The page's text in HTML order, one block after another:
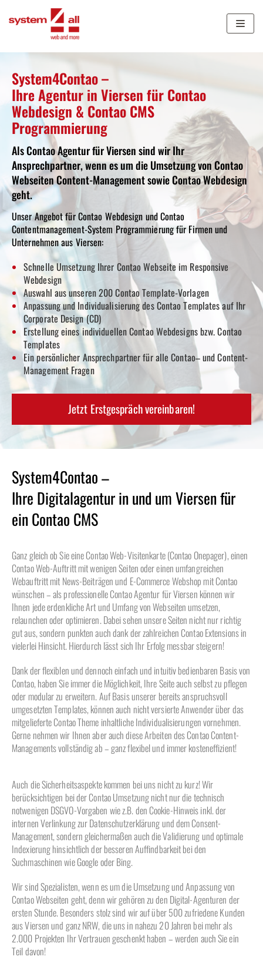
springen
System4Contao –
Ihre Agentur in Viersen für Contao
Webdesign & Contao CMS
Programmierung
Als Contao Agentur für Viersen sind wir Ihr
Ansprechpartner, wenn es um die Umsetzung von Contao
Webseiten Content-Management sowie Contao Webdesign
geht.
Unser Angebot für Contao Webdesign und Contao
Contentmanagement-System Programmierung für Firmen und
Unternehmen aus Viersen:
Schnelle Umsetzung Ihrer Contao Webseite im Responsive
Webdesign
Auswahl aus unseren 200 ContaoTemplate-Vorlagen
Anpassung und Individualisierung des Contao Templates auf Ihr
Corporate Design (CD)
Erstellung eines individuellen ContaoWebdesigns bzw. Contao
Templates
Ein persönlicher Ansprechpartner für alle Contao– und Content-
Management Fragen
Jetzt Erstgespräch vereinbaren!
System4Contao –
Ihre Digitalagentur in und um Viersen für
ein Contao CMS
Ganz gleich ob Sie eine Contao Web-Visitenkarte (Contao Onepager), einen
Contao Web-Auftritt mit wenigen Seiten oder einen umfangreichen
Webauftritt mit News-Beiträgen und E-Commerce Webshop mit Contao
wünschen – als professionelle Contao Agentur für Viersen können wir
Ihnen jede erdenkliche Art und Umfang von Webseiten umsetzen,
relaunchen oder optimieren. Dabei sehen unsere Seiten nicht nur richtig
gut aus, sondern punkten auch dank der zahlreichen Contao Extensions in
vielerlei Hinsicht. Hierdurch lässt sich Ihr Erfolg messbar steigern!
Dank der flexiblen und dennoch einfach und intuitiv bedienbaren Basis von
Contao, haben Sie immer die Möglichkeit, Ihre Seite auch selbst zu pflegen
oder modular zu erweitern. Auf Basis unserer bereits anspruchsvoll
umgesetzten Templates, können auch nicht versierte Anwender über das
mitgelieferte Contao Theme inhaltliche Individualisierungen vornehmen.
Gerne nehmen wir Ihnen aber auch diese Arbeiten des Contao Content-
Managements vollständig ab – ganz flexibel und immer kosteneffizient!
Auch die Sicherheitsaspekte kommen bei uns nicht zu kurz! Wir
berücksichtigen bei der Contao Umsetzung nicht nur die technisch
notwenigen DSGVO-Vorgaben wie z.B. den Cookie-Hinweis inkl. der
internen Verlinkung zur Datenschutzerklärung und dem Consent-
Management, sondern gleichermaßen auch die Validierung und optimale
Indexierung hinsichtlich der besseren Auffindbarkeit bei den
Suchmaschinen wie Google oder Bing.
Wir sind Spezialisten, wenn es um die Umsetzung und Anpassung von
Contao Webseiten geht, denn wir gehören zu den Digital-Agenturen der
ersten Stunde. Besonders stolz sind wir auf über 500 zufriedene Kunden
aus Viersen und ganz NRW, die uns in nahezu 20 Jahren bei mehr als
2.000 Projekten Ihr Vertrauen geschenkt haben – werden auch Sie ein
Teil davon!